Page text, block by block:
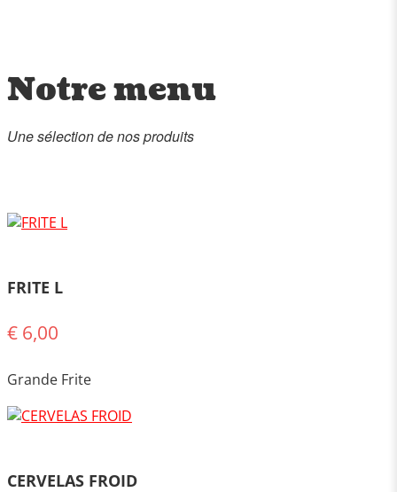
Notre menu
Une sélection de nos produits
FRITE L
€ 6,00
Grande Frite
CERVELAS FROID